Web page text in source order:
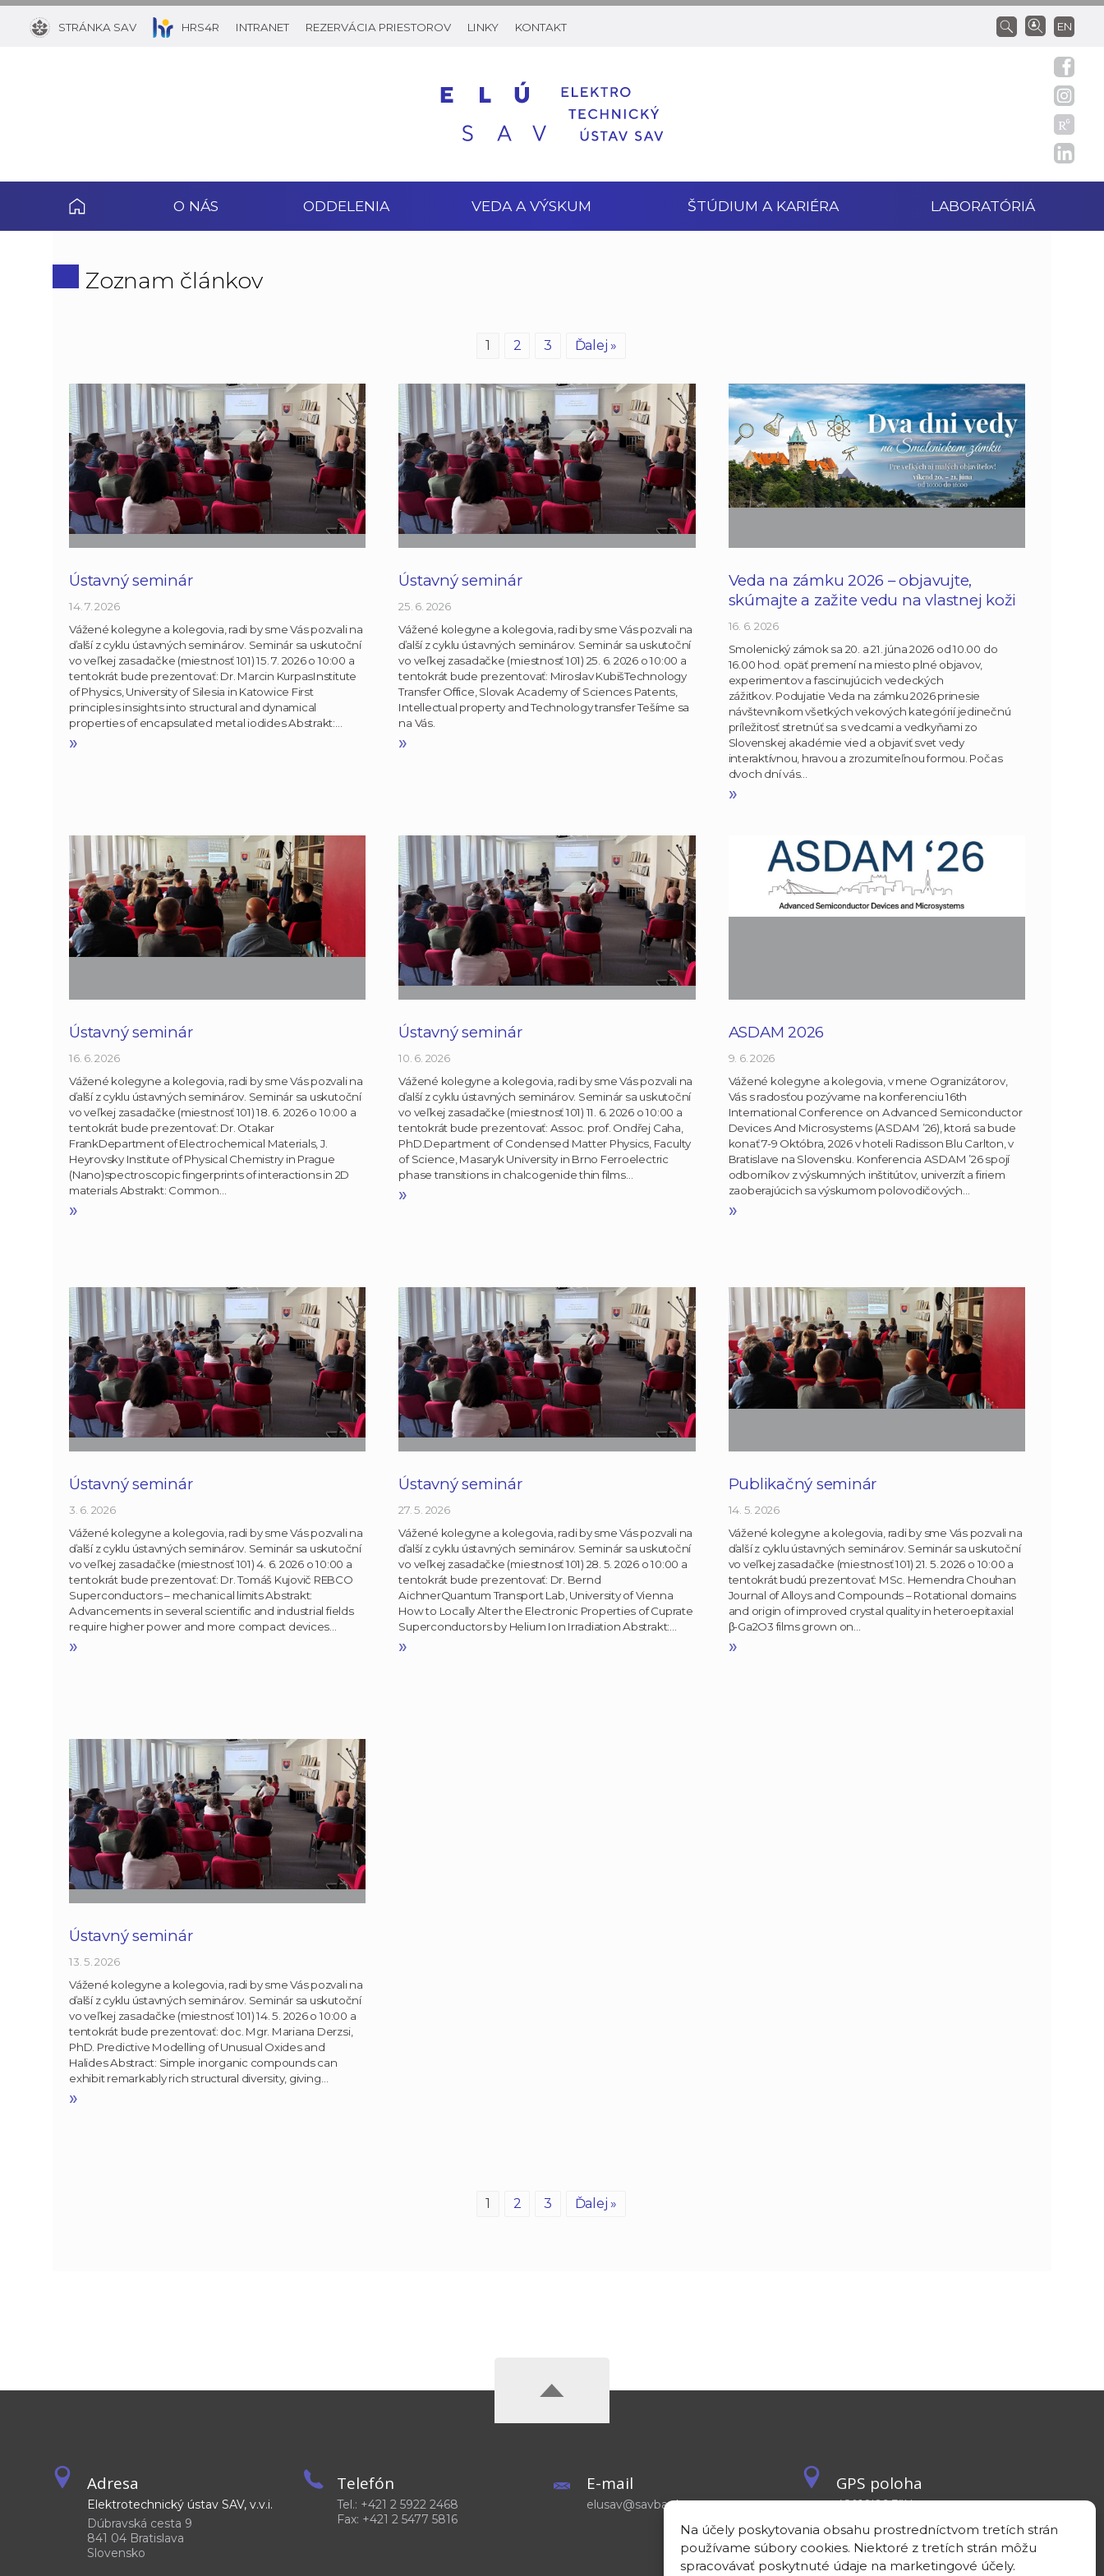
Na účely poskytovania obsahu prostredníctvom tretích strán
používame súbory cookies. Niektoré z tretích strán môžu
spracovávať poskytnuté údaje na marketingové účely.
STRÁNKA SAV HRS4R INTRANET REZERVÁCIA PRIESTOROV LINKY KONTAKT EN
O NÁS ODDELENIA VEDA A VÝSKUM ŠTÚDIUM A KARIÉRA LABORATÓRIÁ
Zoznam článkov
1 2 3 Ďalej »
Ústavný seminár
14. 7. 2026
Vážené kolegyne a kolegovia, radi by sme Vás pozvali na
ďalší z cyklu ústavných seminárov. Seminár sa uskutoční
vo veľkej zasadačke (miestnosť 101) 15. 7. 2026 o 10:00 a
tentokrát bude prezentovať: Dr. Marcin KurpasInstitute
of Physics, University of Silesia in Katowice First
principles insights into structural and dynamical
properties of encapsulated metal iodides Abstrakt:…
»
Ústavný seminár
25. 6. 2026
Vážené kolegyne a kolegovia, radi by sme Vás pozvali na
ďalší z cyklu ústavných seminárov. Seminár sa uskutoční
vo veľkej zasadačke (miestnosť 101) 25. 6. 2026 o 10:00 a
tentokrát bude prezentovať: Miroslav KubišTechnology
Transfer Office, Slovak Academy of Sciences Patents,
Intellectual property and Technology transfer Tešíme sa
na Vás.
»
Veda na zámku 2026 – objavujte,
skúmajte a zažite vedu na vlastnej koži
16. 6. 2026
Smolenický zámok sa 20. a 21. júna 2026 od 10.00 do
16.00 hod. opäť premení na miesto plné objavov,
experimentov a fascinujúcich vedeckých
zážitkov. Podujatie Veda na zámku 2026 prinesie
návštevníkom všetkých vekových kategórií jedinečnú
príležitosť stretnúť sa s vedcami a vedkyňami zo
Slovenskej akadémie vied a objaviť svet vedy
interaktívnou, hravou a zrozumiteľnou formou. Počas
dvoch dní vás…
»
Ústavný seminár
16. 6. 2026
Vážené kolegyne a kolegovia, radi by sme Vás pozvali na
ďalší z cyklu ústavných seminárov. Seminár sa uskutoční
vo veľkej zasadačke (miestnosť 101) 18. 6. 2026 o 10:00 a
tentokrát bude prezentovať: Dr. Otakar
FrankDepartment of Electrochemical Materials, J.
Heyrovsky Institute of Physical Chemistry in Prague
(Nano)spectroscopic fingerprints of interactions in 2D
materials Abstrakt: Common…
»
Ústavný seminár
10. 6. 2026
Vážené kolegyne a kolegovia, radi by sme Vás pozvali na
ďalší z cyklu ústavných seminárov. Seminár sa uskutoční
vo veľkej zasadačke (miestnosť 101) 11. 6. 2026 o 10:00 a
tentokrát bude prezentovať: Assoc. prof. Ondřej Caha,
PhD.Department of Condensed Matter Physics, Faculty
of Science, Masaryk University in Brno Ferroelectric
phase transitions in chalcogenide thin films…
»
ASDAM 2026
9. 6. 2026
Vážené kolegyne a kolegovia, v mene Ogranizátorov,
Vás s radosťou pozývame na konferenciu 16th
International Conference on Advanced Semiconductor
Devices And Microsystems (ASDAM ’26), ktorá sa bude
konať 7-9 Októbra, 2026 v hoteli Radisson Blu Carlton, v
Bratislave na Slovensku. Konferencia ASDAM ’26 spojí
odborníkov z výskumných inštitútov, univerzít a firiem
zaoberajúcich sa výskumom polovodičových…
»
Ústavný seminár
3. 6. 2026
Vážené kolegyne a kolegovia, radi by sme Vás pozvali na
ďalší z cyklu ústavných seminárov. Seminár sa uskutoční
vo veľkej zasadačke (miestnosť 101) 4. 6. 2026 o 10:00 a
tentokrát bude prezentovať: Dr. Tomáš Kujovič REBCO
Superconductors – mechanical limits Abstrakt:
Advancements in several scientific and industrial fields
require higher power and more compact devices…
»
Ústavný seminár
27. 5. 2026
Vážené kolegyne a kolegovia, radi by sme Vás pozvali na
ďalší z cyklu ústavných seminárov. Seminár sa uskutoční
vo veľkej zasadačke (miestnosť 101) 28. 5. 2026 o 10:00 a
tentokrát bude prezentovať: Dr. Bernd
AichnerQuantum Transport Lab, University of Vienna
How to Locally Alter the Electronic Properties of Cuprate
Superconductors by Helium Ion Irradiation Abstrakt:…
»
Publikačný seminár
14. 5. 2026
Vážené kolegyne a kolegovia, radi by sme Vás pozvali na
ďalší z cyklu ústavných seminárov. Seminár sa uskutoční
vo veľkej zasadačke (miestnosť 101) 21. 5. 2026 o 10:00 a
tentokrát budú prezentovať: MSc. Hemendra Chouhan
Journal of Alloys and Compounds – Rotational domains
and origin of improved crystal quality in heteroepitaxial
β-Ga2O3 films grown on…
»
Ústavný seminár
13. 5. 2026
Vážené kolegyne a kolegovia, radi by sme Vás pozvali na
ďalší z cyklu ústavných seminárov. Seminár sa uskutoční
vo veľkej zasadačke (miestnosť 101) 14. 5. 2026 o 10:00 a
tentokrát bude prezentovať: doc. Mgr. Mariana Derzsi,
PhD. Predictive Modelling of Unusual Oxides and
Halides Abstract: Simple inorganic compounds can
exhibit remarkably rich structural diversity, giving…
»
1 2 3 Ďalej »
Adresa
Elektrotechnický ústav SAV, v.v.i.
Dúbravská cesta 9
841 04 Bratislava
Slovensko
Telefón
Tel.: +421 2 5922 2468
Fax: +421 2 5477 5816
E-mail
elusav@savba.sk
GPS poloha
48°10'09.3”N